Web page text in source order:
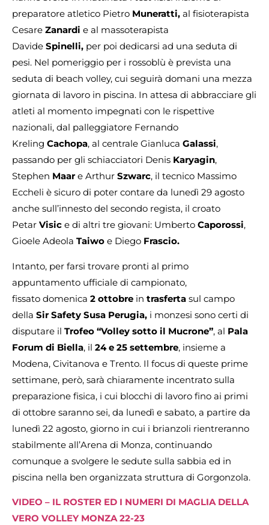
preparatore atletico Pietro Muneratti, al fisioterapista
Cesare Zanardi e al massoterapista
Davide Spinelli, per poi dedicarsi ad una seduta di
pesi. Nel pomeriggio per i rossoblù è prevista una
seduta di beach volley, cui seguirà domani una mezza
giornata di lavoro in piscina. In attesa di abbracciare gli
atleti al momento impegnati con le rispettive
nazionali, dal palleggiatore Fernando
Kreling Cachopa, al centrale Gianluca Galassi,
passando per gli schiacciatori Denis Karyagin,
Stephen Maare Arthur Szwarc, il tecnico Massimo
Eccheli è sicuro di poter contare da lunedì 29 agosto
anche sull’innesto del secondo regista, il croato
Petar Visic e di altri tre giovani: Umberto Caporossi,
Gioele Adeola Taiwo e Diego Frascio.
Intanto, per farsi trovare pronti al primo
appuntamento ufficiale di campionato,
fissato domenica 2 ottobre in trasferta sul campo
della Sir Safety Susa Perugia, i monzesi sono certi di
disputare il Trofeo “Volley sotto il Mucrone”, al Pala
Forum di Biella, il 24 e 25 settembre, insieme a
Modena, Civitanova e Trento. Il focus di queste prime
settimane, però, sarà chiaramente incentrato sulla
preparazione fisica, i cui blocchi di lavoro fino ai primi
di ottobre saranno sei, da lunedì e sabato, a partire da
lunedì 22 agosto, giorno in cui i brianzoli rientreranno
stabilmente all’Arena di Monza, continuando
comunque a svolgere le sedute sulla sabbia ed in
piscina nella ben organizzata struttura di Gorgonzola.
VIDEO – IL ROSTER ED I NUMERI DI MAGLIA DELLA
VERO VOLLEY MONZA 22-23